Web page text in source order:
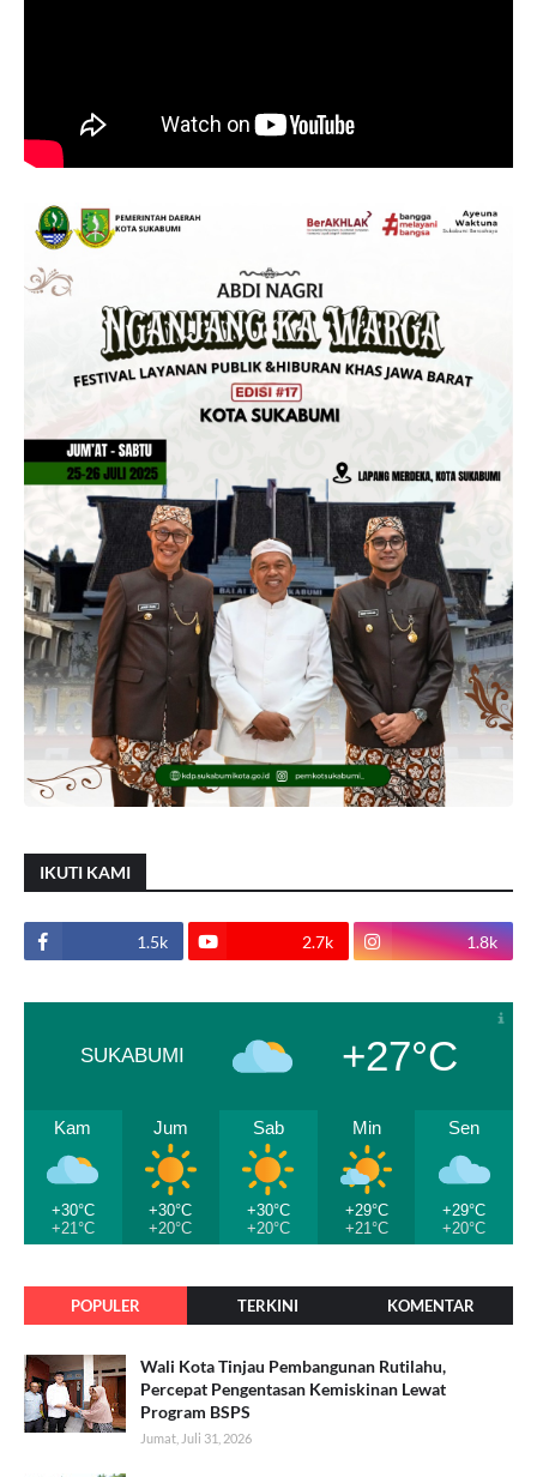
IKUTI KAMI
1.5k 2.7k 1.8k
SUKABUMI +27°C
Kam
+30°C
+21°C
Jum
+30°C
+20°C
Sab
+30°C
+20°C
Min
+29°C
+21°C
Sen
+29°C
+20°C
POPULER TERKINI KOMENTAR
Wali Kota Tinjau Pembangunan Rutilahu,
Percepat Pengentasan Kemiskinan Lewat
Program BSPS
Jumat, Juli 31, 2026